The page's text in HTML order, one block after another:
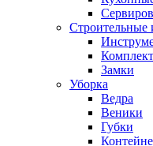
Строительные
Замки
Уборка
Ведра
Веники
Губки